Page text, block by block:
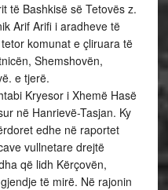
të Bashkisë së Tetovës z.
Arif Arifi i aradheve të
komunat e çliruara të
Shemshovën,
e tjerë.
Kryesor i Xhemë Hasë
në Hanrievë-Tasjan. Ky
edhe në raportet
vullnetare drejtë
që lidh Kërçovën,
të mirë. Në rajonin